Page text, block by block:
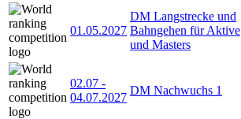
01.05.2027
DM Langstrecke und
Bahngehen für Aktive
und Masters
02.07 -
04.07.2027
DM Nachwuchs 1